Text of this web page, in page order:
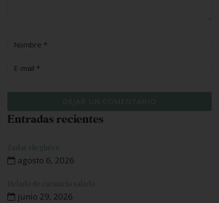
Entradas recientes
Zadar sin gluten
agosto 6, 2026
Helado de caramelo salado
junio 29, 2026